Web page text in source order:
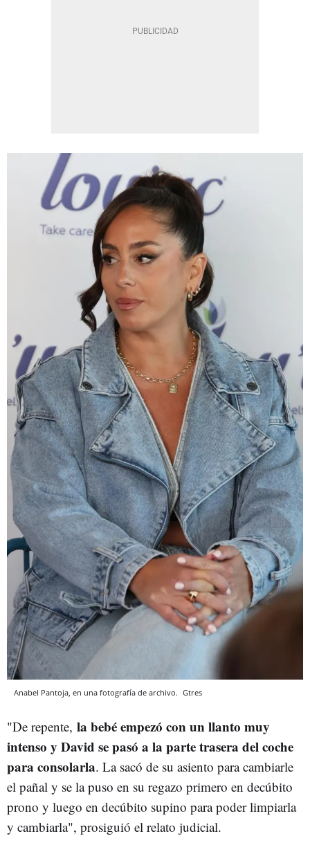
Anabel Pantoja, en una fotografía de archivo. Gtres
"De repente, la bebé empezó con un llanto muy
intenso y David se pasó a la parte trasera del coche
para consolarla. La sacó de su asiento para cambiarle
el pañal y se la puso en su regazo primero en decúbito
prono y luego en decúbito supino para poder limpiarla
y cambiarla", prosiguió el relato judicial.